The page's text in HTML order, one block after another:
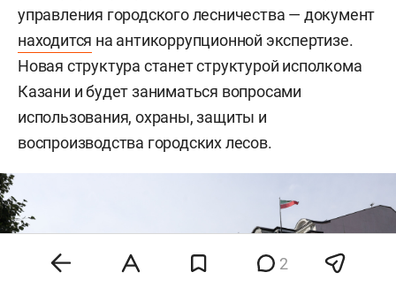
управления городского лесничества — документ
находится на антикоррупционной экспертизе.
Новая структура станет структурой исполкома
Казани и будет заниматься вопросами
использования, охраны, защиты и
воспроизводства городских лесов.
2